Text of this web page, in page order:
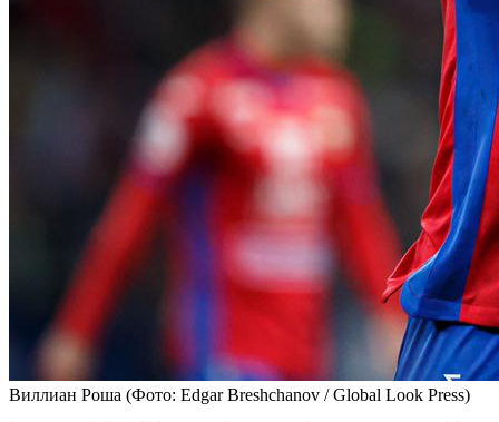
Виллиан Роша (Фото: Edgar Breshchanov / Global Look Press)